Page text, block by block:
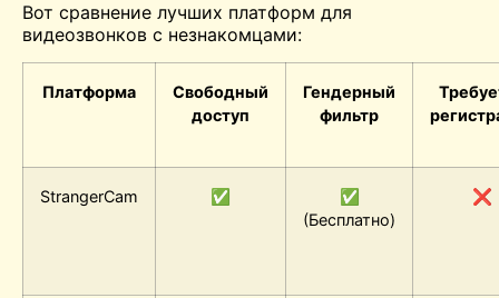
Вот сравнение лучших платформ для
видеозвонков с незнакомцами:
Платформа
Свободный
доступ
Гендерный
фильтр
StrangerCam ✅
✅
(Бесплатно)
❌